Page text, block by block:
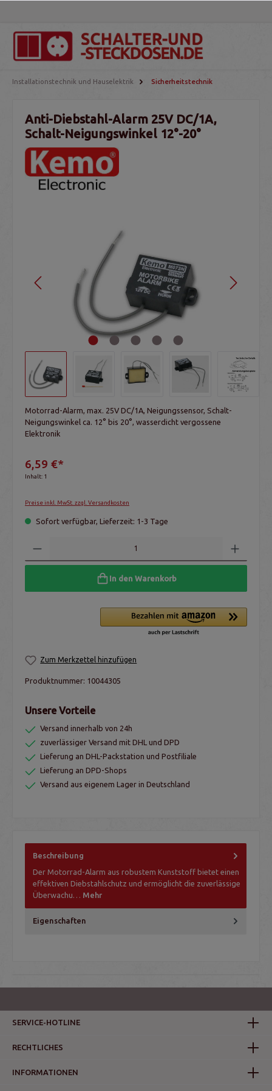
Installationstechnik und Hauselektrik Sicherheitstechnik
Anti-Diebstahl-Alarm 25V DC/1A,
Schalt-Neigungswinkel 12°-20°
Motorrad-Alarm, max. 25V DC/1A, Neigungssensor, Schalt-
Neigungswinkel ca. 12° bis 20°, wasserdicht vergossene
Elektronik
6,59 €*
Inhalt: 1
Preise inkl. MwSt. zzgl. Versandkosten
Sofort verfügbar, Lieferzeit: 1-3 Tage
In den Warenkorb
Zum Merkzettel hinzufügen
Produktnummer: 10044305
Unsere Vorteile
Versand innerhalb von 24h
zuverlässiger Versand mit DHL und DPD
Lieferung an DHL-Packstation und Postfiliale
Lieferung an DPD-Shops
Versand aus eigenem Lager in Deutschland
Beschreibung
Der Motorrad-Alarm aus robustem Kunststoff bietet einen
effektiven Diebstahlschutz und ermöglicht die zuverlässige
Überwachu… Mehr
Eigenschaften
SERVICE-HOTLINE
RECHTLICHES
INFORMATIONEN